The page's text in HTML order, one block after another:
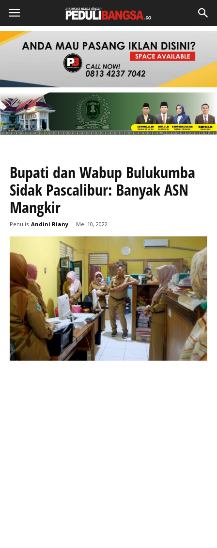
Bupati dan Wabup Bulukumba
Sidak Pascalibur: Banyak ASN
Mangkir
Penulis Andini Riany - Mei 10, 2022